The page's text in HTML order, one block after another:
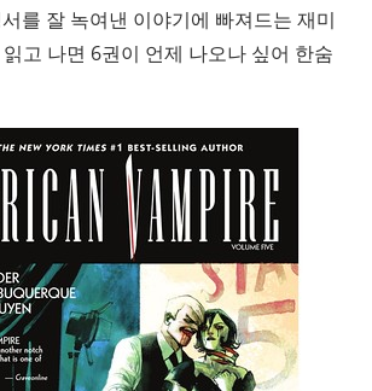
를 잘 녹여낸 이야기에 빠져드는 재미
고 나면 6권이 언제 나오나 싶어 한숨